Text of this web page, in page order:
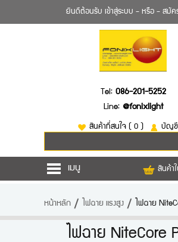
ยินดีต้อนรับ เข้าสู่ระบบ - หรือ - สมัค
Tel: 086-201-5252
Line: @fonixlight
สินค้าที่สนใจ ( 0 ) บัญชี
สินค้า
เมนู
สินค้า
หน้าหลัก ไฟฉาย แรงสูง ไฟฉาย
ไฟฉาย NiteCore